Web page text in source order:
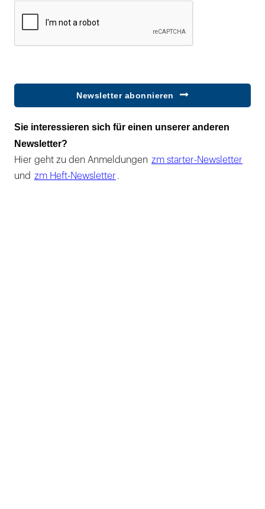
Newsletter abonnieren
Sie interessieren sich für einen unserer anderen
Newsletter?
Hier geht zu den Anmeldungen zm starter-Newsletter
und zm Heft-Newsletter .